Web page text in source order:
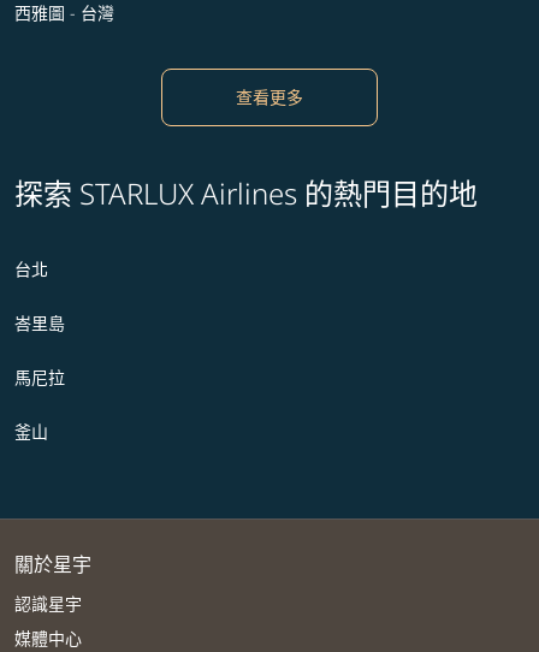
西雅圖 - 台灣
查看更多
探索 STARLUX Airlines 的熱門目的地
台北
峇里島
馬尼拉
釜山
關於星宇
認識星宇
媒體中心